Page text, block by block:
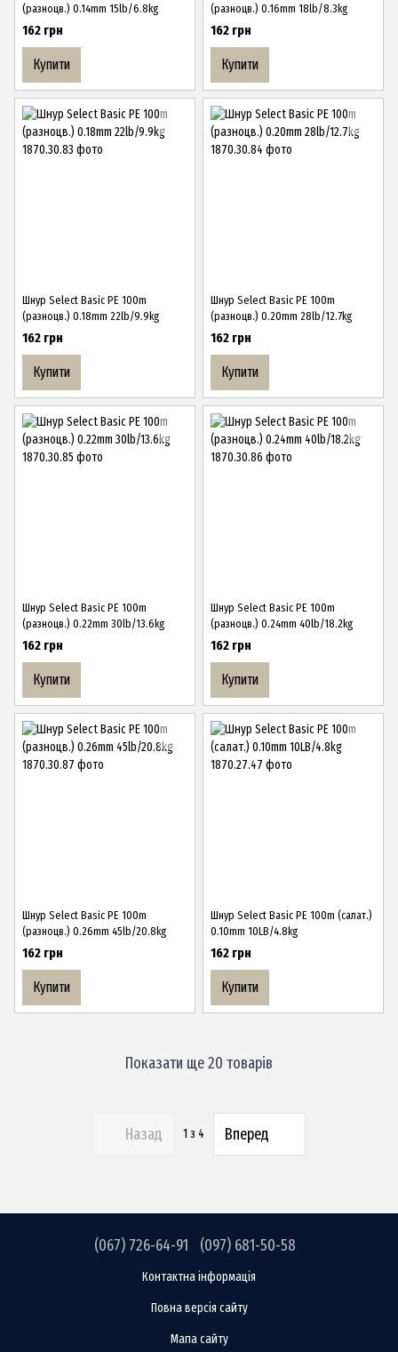
(разноцв.) 0.14mm 15lb/6.8kg
162 грн
Купити
(разноцв.) 0.16mm 18lb/8.3kg
162 грн
Купити
Шнур Select Basic PE 100m
(разноцв.) 0.18mm 22lb/9.9kg
162 грн
Купити
Шнур Select Basic PE 100m
(разноцв.) 0.20mm 28lb/12.7kg
162 грн
Купити
Шнур Select Basic PE 100m
(разноцв.) 0.22mm 30lb/13.6kg
162 грн
Купити
Шнур Select Basic PE 100m
(разноцв.) 0.24mm 40lb/18.2kg
162 грн
Купити
Шнур Select Basic PE 100m
(разноцв.) 0.26mm 45lb/20.8kg
162 грн
Купити
Шнур Select Basic PE 100m (салат.)
0.10mm 10LB/4.8kg
162 грн
Купити
Показати ще 20 товарів
Назад 1 з 4 Вперед
(067) 726-64-91 (097) 681-50-58
Контактна інформація
Повна версія сайту
Мапа сайту